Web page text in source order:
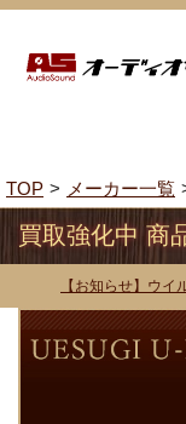
TOP メーカー一覧
買取強化中 商
【お知らせ】ウ